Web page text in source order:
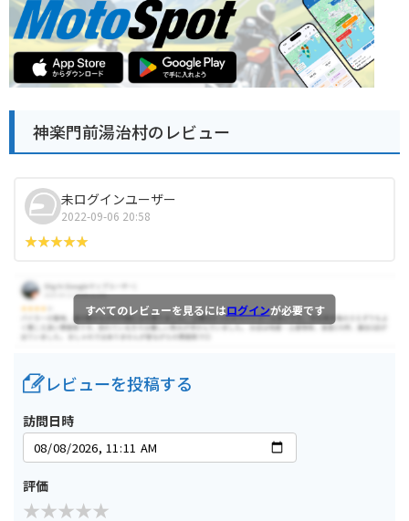
神楽門前湯治村のレビュー
未ログインユーザー
2022-09-06 20:58
すべてのレビューを見るにはログインが必要です
レビューを投稿する
訪問日時
評価